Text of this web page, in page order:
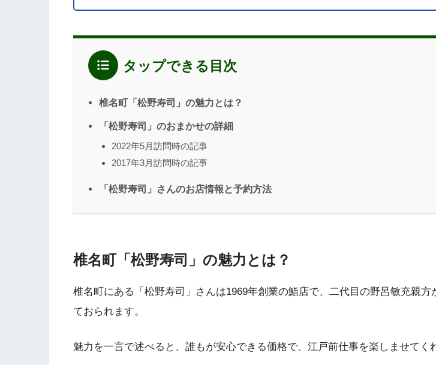
タップできる目次
椎名町「松野寿司」の魅力とは？
「松野寿司」のおまかせの詳細
2022年5月訪問時の記事
2017年3月訪問時の記事
「松野寿司」さんのお店情報と予約方法
椎名町「松野寿司」の魅力とは？
椎名町にある「松野寿司」さんは1969年創業の鮨店で、二代目の野呂敏充親方
ておられます。
魅力を一言で述べると、誰もが安心できる価格で、江戸前仕事を楽しませてく